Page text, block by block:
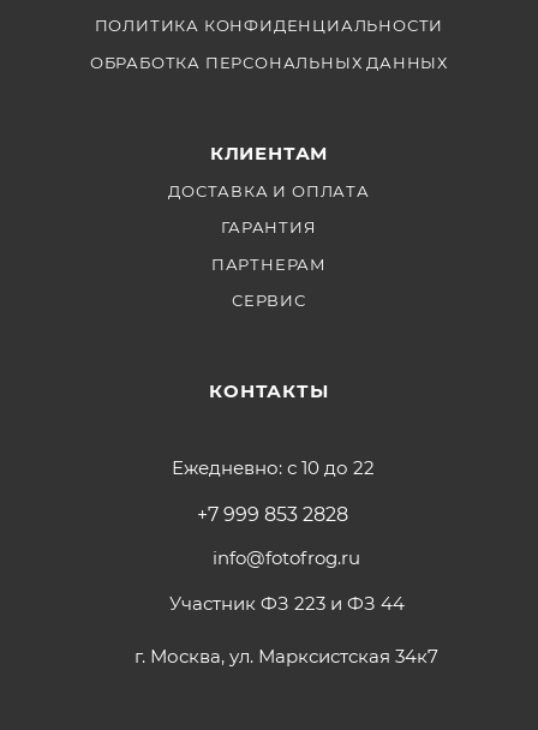
ПОЛИТИКА КОНФИДЕНЦИАЛЬНОСТИ
ОБРАБОТКА ПЕРСОНАЛЬНЫХ ДАННЫХ
КЛИЕНТАМ
ДОСТАВКА И ОПЛАТА
ГАРАНТИЯ
ПАРТНЕРАМ
СЕРВИС
КОНТАКТЫ
Ежедневно: с 10 до 22
+7 999 853 2828
info@fotofrog.ru
Участник ФЗ 223 и ФЗ 44
г. Москва, ул. Марксистская 34к7